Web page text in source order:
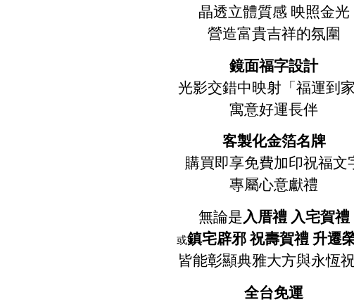
晶透立體質感 映照金光
營造富貴吉祥的氛圍
鏡面福字設計
光影交錯中映射「福運到
寓意好運長伴
客製化金箔名牌
購買即享免費加印祝福文
專屬心意獻禮
無論是入厝禮 入宅賀禮
或鎮宅辟邪 祝壽賀禮 升遷
皆能彰顯典雅大方與永恆
全台免運